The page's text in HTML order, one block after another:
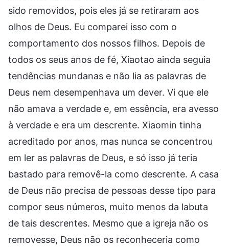
sido removidos, pois eles já se retiraram aos
olhos de Deus. Eu comparei isso com o
comportamento dos nossos filhos. Depois de
todos os seus anos de fé, Xiaotao ainda seguia
tendências mundanas e não lia as palavras de
Deus nem desempenhava um dever. Vi que ele
não amava a verdade e, em essência, era avesso
à verdade e era um descrente. Xiaomin tinha
acreditado por anos, mas nunca se concentrou
em ler as palavras de Deus, e só isso já teria
bastado para removê-la como descrente. A casa
de Deus não precisa de pessoas desse tipo para
compor seus números, muito menos da labuta
de tais descrentes. Mesmo que a igreja não os
removesse, Deus não os reconheceria como